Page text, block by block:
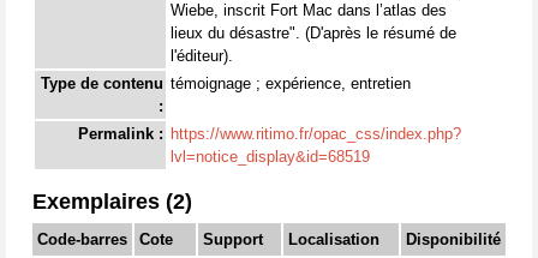
Wiebe, inscrit Fort Mac dans l’atlas des
lieux du désastre". (D'après le résumé de
l'éditeur).
Type de contenu
:
témoignage ; expérience, entretien
Permalink : https://www.ritimo.fr/opac_css/index.php?
lvl=notice_display&id=68519
Exemplaires (2)
Code-barres Cote Support Localisation
Disponibilité